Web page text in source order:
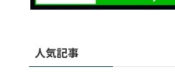
人気記事